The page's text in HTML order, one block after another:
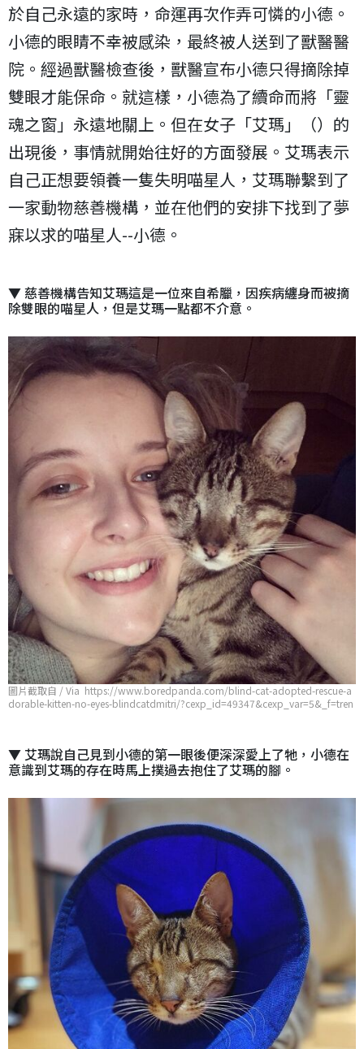
於自己永遠的家時，命運再次作弄可憐的小德。
小德的眼睛不幸被感染，最終被人送到了獸醫醫
院。經過獸醫檢查後，獸醫宣布小德只得摘除掉
雙眼才能保命。就這樣，小德為了續命而將「靈
魂之窗」永遠地關上。但在女子「艾瑪」（）的
出現後，事情就開始往好的方面發展。艾瑪表示
自己正想要領養一隻失明喵星人，艾瑪聯繫到了
一家動物慈善機構，並在他們的安排下找到了夢
寐以求的喵星人--小德。
▼ 慈善機構告知艾瑪這是一位來自希臘，因疾病纏身而被摘
除雙眼的喵星人，但是艾瑪一點都不介意。
圖片截取自 / Via https://www.boredpanda.com/blind-cat-adopted-rescue-a
dorable-kitten-no-eyes-blindcatdmitri/?cexp_id=49347&cexp_var=5&_f=tren
▼ 艾瑪說自己見到小德的第一眼後便深深愛上了牠，小德在
意識到艾瑪的存在時馬上撲過去抱住了艾瑪的腳。